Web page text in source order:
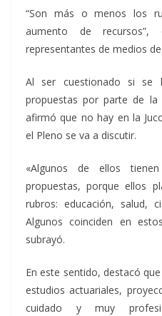
“Son más o menos los
aumento de
representantes de medios
Al ser cuestionado si se
propuestas por parte de la
afirmó que no hay en la
el Pleno se va a discutir.
«Algunos de ellos
propuestas, porque ellos
rubros: educación, salud,
Algunos coinciden en
subrayó.
En este sentido, destacó
estudios actuariales,
cuidado y muy